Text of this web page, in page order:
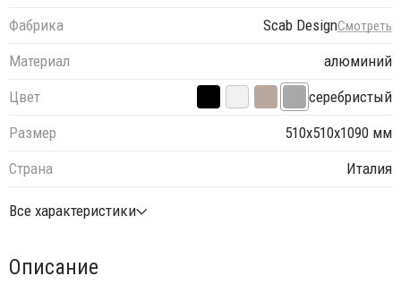
Фабрика Scab DesignСмотреть
Материал
алюминий
Цвет
серебристый
Размер
510х510х1090 мм
Страна
Италия
Все характеристики
Описание